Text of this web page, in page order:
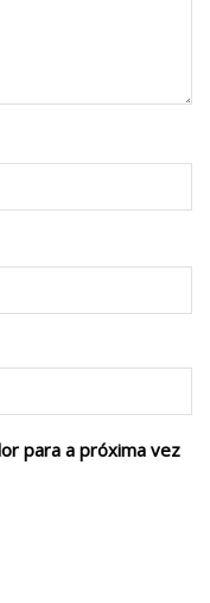
para a próxima vez